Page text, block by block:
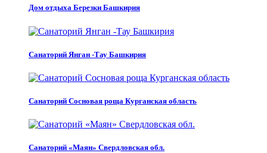
Дом отдыха Березки Башкирия
Санаторий Янган -Тау Башкирия
Санаторий Сосновая роща Курганская область
Санаторий «Маян» Свердловская обл.